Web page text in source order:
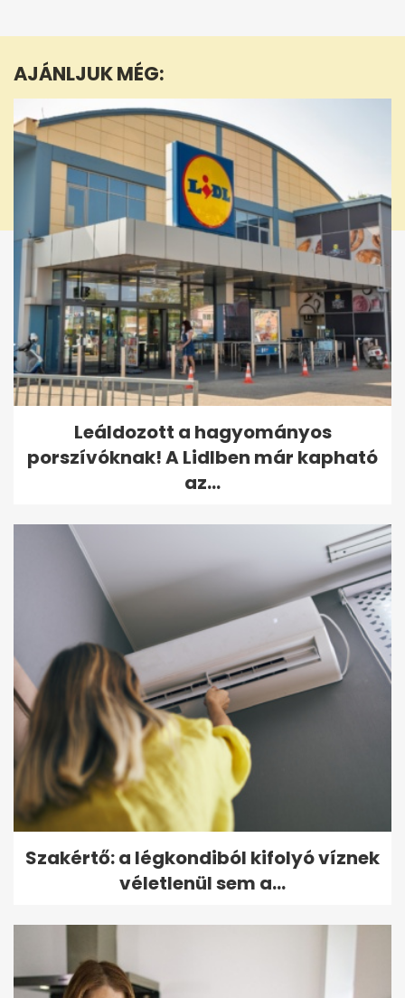
58
AJÁNLJUK MÉG:
Leáldozott a hagyományos
porszívóknak! A Lidlben már kapható
az...
Szakértő: a légkondiból kifolyó víznek
véletlenül sem a...